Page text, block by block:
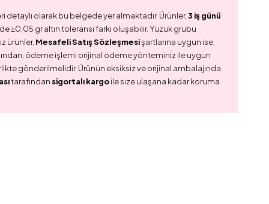
olarak bu belgede yer almaktadır. Ürünler,3 iş günü
gr altın toleransı farkı oluşabilir. Yüzük grubu
ürünler, Mesafeli Satış Sözleşmesişartlarına uygun ise,
ödeme işlemi orijinal ödeme yönteminiz ile uygun
gönderilmelidir. Ürünün eksiksiz ve orijinal ambalajında
tarafından sigortalı kargoile size ulaşana kadar koruma